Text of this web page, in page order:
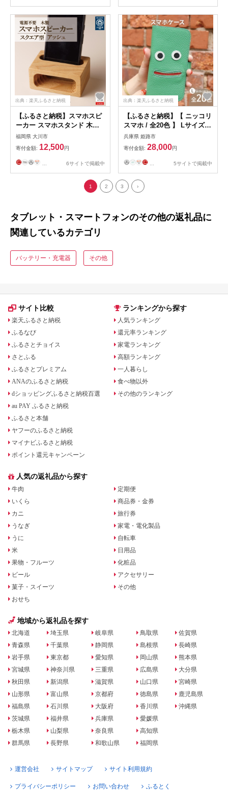
デスクワーク テレワーク 小
物 携帯 雑貨 杉 おうち時間】
出典：楽天ふるさと納税
【ふるさと納税】スマホスピ
ーカー スマホスタンド 木製
電源不要 置くだけ アッシ
ュ スクエア形 | 福岡県 大川
市 ふるさと納税 ふるさと 納
税 雑貨 おしゃれ オシャレ ス
福岡県 大川市
寄付金額: 12,500円
6サイトで掲載中
出典：楽天ふるさと納税
【ふるさと納税】【 ニッコリ
スマホ / 全20色 】 Lサイズ
思わずニッコリ笑顔になって
しまう / ニッコリスマホケー
ス【 iphoneケース / android
】 iPhone15 カバー ホール加
兵庫県 姫路市
寄付金額: 28,000円
5サイトで掲載中
1 2 3 ›
タブレット・スマートフォンのその他の返礼品に
関連しているカテゴリ
バッテリー・充電器 その他
サイト比較
楽天ふるさと納税
ふるなび
ふるさとチョイス
さとふる
ふるさとプレミアム
ANAのふるさと納税
dショッピングふるさと納税百選
au PAY ふるさと納税
ふるさと本舗
ヤフーのふるさと納税
マイナビふるさと納税
ポイント還元キャンペーン
ランキングから探す
人気ランキング
還元率ランキング
家電ランキング
高額ランキング
一人暮らし
食べ物以外
その他のランキング
人気の返礼品から探す
牛肉
いくら
カニ
うなぎ
うに
米
果物・フルーツ
ビール
菓子・スイーツ
おせち
定期便
商品券・金券
旅行券
家電・電化製品
自転車
日用品
化粧品
アクセサリー
その他
地域から返礼品を探す
北海道
青森県
岩手県
宮城県
秋田県
山形県
福島県
茨城県
栃木県
群馬県
埼玉県
千葉県
東京都
神奈川県
新潟県
富山県
石川県
福井県
山梨県
長野県
岐阜県
静岡県
愛知県
三重県
滋賀県
京都府
大阪府
兵庫県
奈良県
和歌山県
鳥取県
島根県
岡山県
広島県
山口県
徳島県
香川県
愛媛県
高知県
福岡県
佐賀県
長崎県
熊本県
大分県
宮崎県
鹿児島県
沖縄県
運営会社 サイトマップ サイト利用規約
プライバシーポリシー お問い合わせ ふるとく